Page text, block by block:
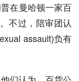
在曼哈顿一家百
不过，陪审团认
assault)负有